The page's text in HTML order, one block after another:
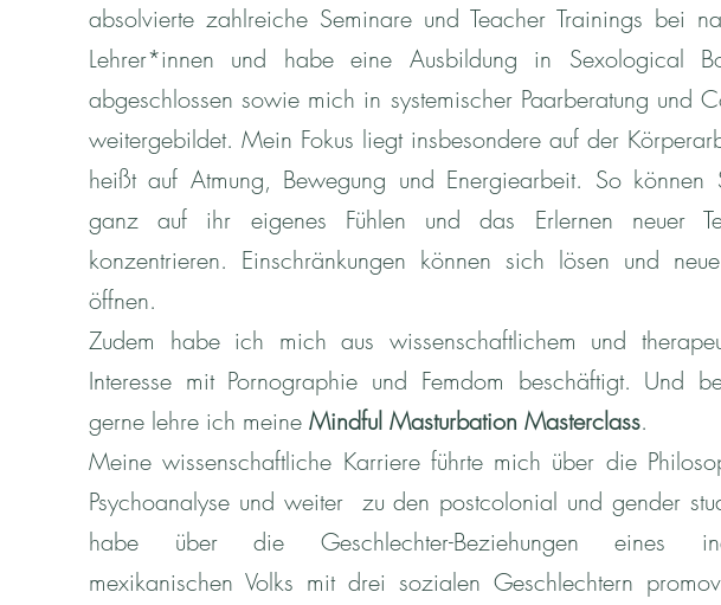
absolvierte zahlreiche Seminare und Teacher Trainings bei
Lehrer*innen und habe eine Ausbildung in Sexological
abgeschlossen sowie mich in systemischer Paarberatung und
weitergebildet. Mein Fokus liegt insbesondere auf der
heißt auf Atmung, Bewegung und Energiearbeit. So können
ganz auf ihr eigenes Fühlen und das Erlernen neuer
konzentrieren. Einschränkungen können sich lösen und
öffnen.
Zudem habe ich mich aus wissenschaftlichem und
Interesse mit Pornographie und Femdom beschäftigt. Und
gerne lehre ich meine Mindful Masturbation Masterclass.
Meine wissenschaftliche Karriere führte mich über die
Psychoanalyse und weiter zu den postcolonial und gender
habe über die Geschlechter-Beziehungen eines
mexikanischen Volks mit drei sozialen Geschlechtern